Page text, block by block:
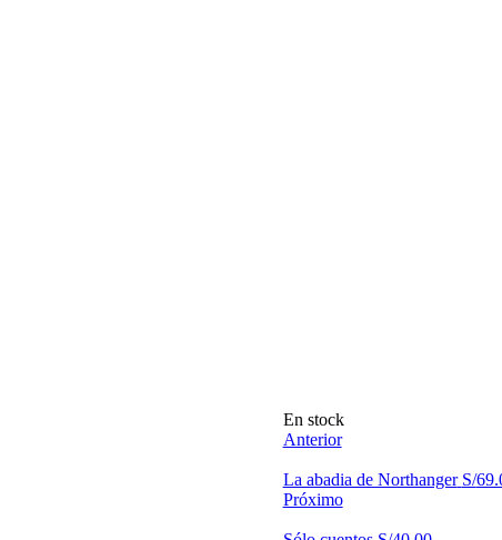
Disponibilidad:
En stock
Anterior
La abadia de Northanger S/
Próximo